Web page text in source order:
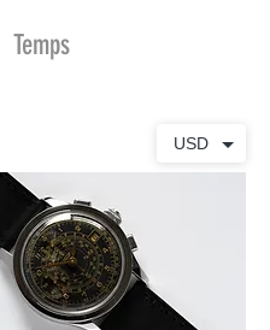
Temps
USD